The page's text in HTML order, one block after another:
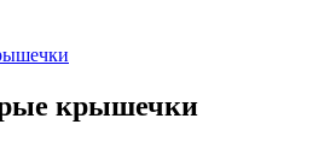
крышечки